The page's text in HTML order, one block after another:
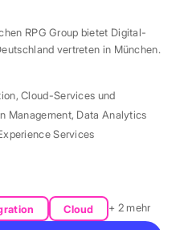
RPG Group bietet Digital-
vertreten in München.
,Cloud-Services und
Management, Data Analytics
Services
Cloud + 2 mehr